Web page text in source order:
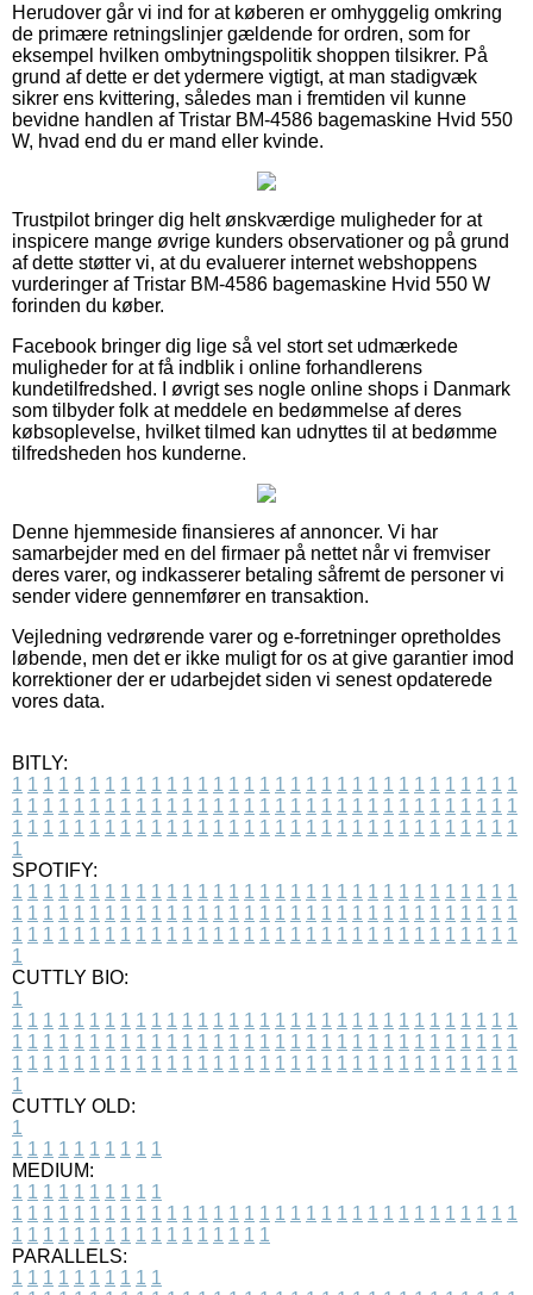
Herudover går vi ind for at køberen er omhyggelig omkring
de primære retningslinjer gældende for ordren, som for
eksempel hvilken ombytningspolitik shoppen tilsikrer. På
grund af dette er det ydermere vigtigt, at man stadigvæk
sikrer ens kvittering, således man i fremtiden vil kunne
bevidne handlen af Tristar BM-4586 bagemaskine Hvid 550
W, hvad end du er mand eller kvinde.
Trustpilot bringer dig helt ønskværdige muligheder for at
inspicere mange øvrige kunders observationer og på grund
af dette støtter vi, at du evaluerer internet webshoppens
vurderinger af Tristar BM-4586 bagemaskine Hvid 550 W
forinden du køber.
Facebook bringer dig lige så vel stort set udmærkede
muligheder for at få indblik i online forhandlerens
kundetilfredshed. I øvrigt ses nogle online shops i Danmark
som tilbyder folk at meddele en bedømmelse af deres
købsoplevelse, hvilket tilmed kan udnyttes til at bedømme
tilfredsheden hos kunderne.
Denne hjemmeside finansieres af annoncer. Vi har
samarbejder med en del firmaer på nettet når vi fremviser
deres varer, og indkasserer betaling såfremt de personer vi
sender videre gennemfører en transaktion.
Vejledning vedrørende varer og e-forretninger opretholdes
løbende, men det er ikke muligt for os at give garantier imod
korrektioner der er udarbejdet siden vi senest opdaterede
vores data.
BITLY:
1 1 1 1 1 1 1 1 1 1 1 1 1 1 1 1 1 1 1 1 1 1 1 1 1 1 1 1 1 1 1 1 1
1 1 1 1 1 1 1 1 1 1 1 1 1 1 1 1 1 1 1 1 1 1 1 1 1 1 1 1 1 1 1 1 1
1 1 1 1 1 1 1 1 1 1 1 1 1 1 1 1 1 1 1 1 1 1 1 1 1 1 1 1 1 1 1 1 1
1
SPOTIFY:
1 1 1 1 1 1 1 1 1 1 1 1 1 1 1 1 1 1 1 1 1 1 1 1 1 1 1 1 1 1 1 1 1
1 1 1 1 1 1 1 1 1 1 1 1 1 1 1 1 1 1 1 1 1 1 1 1 1 1 1 1 1 1 1 1 1
1 1 1 1 1 1 1 1 1 1 1 1 1 1 1 1 1 1 1 1 1 1 1 1 1 1 1 1 1 1 1 1 1
1
CUTTLY BIO:
1
1 1 1 1 1 1 1 1 1 1 1 1 1 1 1 1 1 1 1 1 1 1 1 1 1 1 1 1 1 1 1 1 1
1 1 1 1 1 1 1 1 1 1 1 1 1 1 1 1 1 1 1 1 1 1 1 1 1 1 1 1 1 1 1 1 1
1 1 1 1 1 1 1 1 1 1 1 1 1 1 1 1 1 1 1 1 1 1 1 1 1 1 1 1 1 1 1 1 1
1
CUTTLY OLD:
1
1 1 1 1 1 1 1 1 1 1
MEDIUM:
1 1 1 1 1 1 1 1 1 1
1 1 1 1 1 1 1 1 1 1 1 1 1 1 1 1 1 1 1 1 1 1 1 1 1 1 1 1 1 1 1 1 1
1 1 1 1 1 1 1 1 1 1 1 1 1 1 1 1 1
PARALLELS:
1 1 1 1 1 1 1 1 1 1